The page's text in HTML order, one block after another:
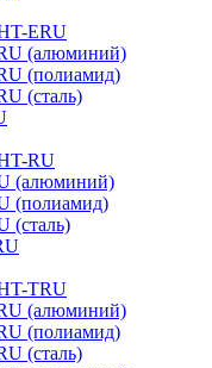
ERU
(алюминий)
(полиамид)
(сталь)
RU
(алюминий)
(полиамид)
(сталь)
TRU
(алюминий)
(полиамид)
(сталь)